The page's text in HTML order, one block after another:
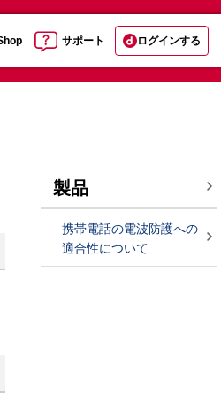
サポート ログインする
製品
携帯電話の電波防護への
適合性について